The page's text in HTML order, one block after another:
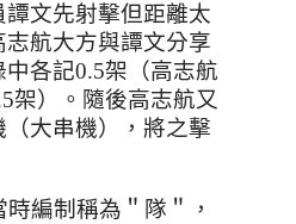
譚文先射擊但距離太
航大方與譚文分享
中各記0.5架（高志航
架）。隨後高志航又
大串機），將之擊
時編制稱為＂隊＂，